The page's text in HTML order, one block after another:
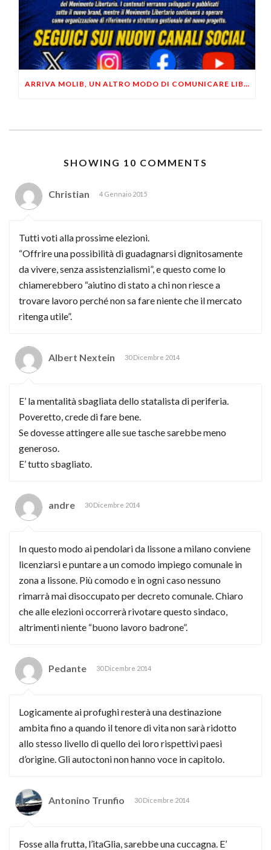
ARRIVA MOLIB, UN ALTRO MODO DI COMUNICARE LIBERTARIO
SHOWING 10 COMMENTS
Christian 4 Gennaio 2015
Tutti voti alla prossime elezioni.
“Offrire una possibilità di guadagnarsi dignitosamente
da vivere, senza assistenzialismi”, e questo come lo
chiamerebbero “aiutino di stato a chi non riesce a
trovare lavoro perché non sa fare niente che il mercato
ritenga utile”.
Albert Nextein 30 Dicembre 2014
E’ la mentalità sbagliata dello statalista di periferia.
Poveretto, crede di fare bene.
Se dovesse attingere alle sue tasche sarebbe meno
generoso.
E’ tutto sbagliato.
andre 30 Dicembre 2014
In questo modo ai pendolari da lissone a milano conviene
licenziarsi e puntare a un comodo impiego comunale in
zona a lissone. Più comodo e in ogni caso nessuno
rimarrà mai disoccupato per decreto comunale. Chiaro
che alle elezioni occorrerà rivotare questo sindaco,
altrimenti niente “buono lavoro badrone”.
Pedante 30 Dicembre 2014
Logicamente ai profughi resterà una destinazione
ambita fino a quando il tenore di vita non sarà ridotto
allo stesso livello di quello dei loro rispettivi paesi
d’origine. Gli autoctoni non hanno voce in capitolo.
Antonino Trunfio 30 Dicembre 2014
Fosse alla frutta, l’itaGlia, sarebbe una cuccagna. E’